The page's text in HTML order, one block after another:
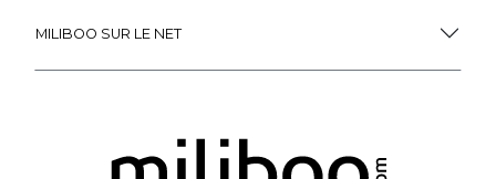
MILIBOO SUR LE NET